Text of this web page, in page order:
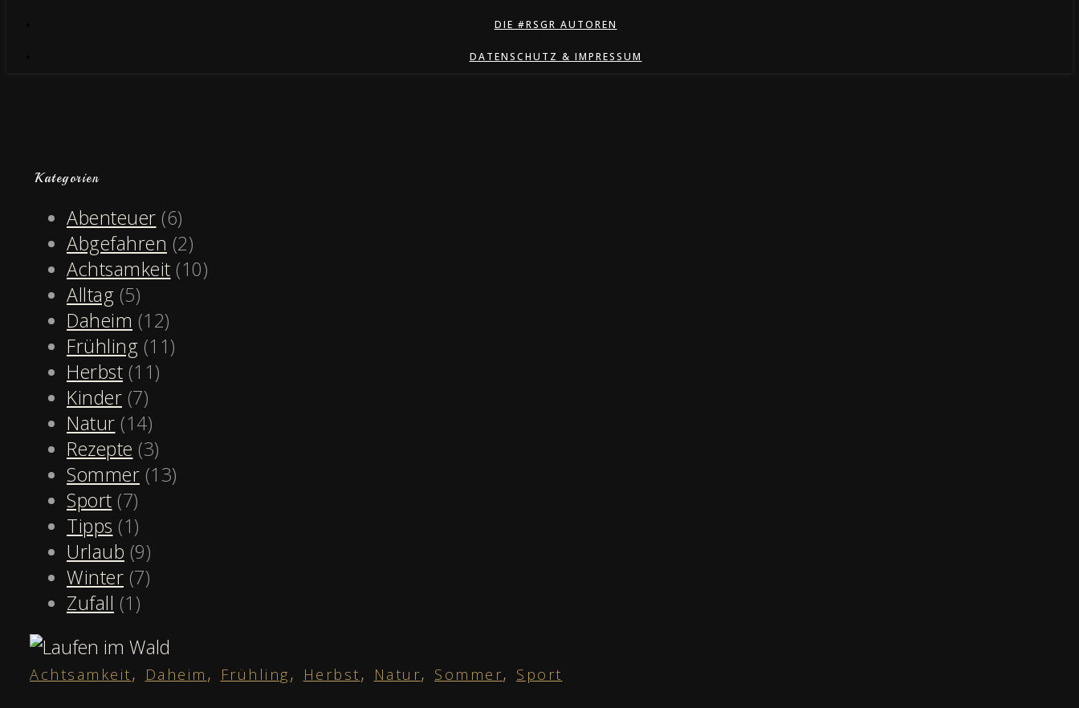
DIE #RSGR AUTOREN
DATENSCHUTZ & IMPRESSUM
Kategorien
Abenteuer (6)
Abgefahren (2)
Achtsamkeit (10)
Alltag (5)
Daheim (12)
Frühling (11)
Herbst (11)
Kinder (7)
Natur (14)
Rezepte (3)
Sommer (13)
Sport (7)
Tipps (1)
Urlaub (9)
Winter (7)
Zufall (1)
Achtsamkeit, Daheim , Frühling, Herbst, Natur, Sommer, Sport